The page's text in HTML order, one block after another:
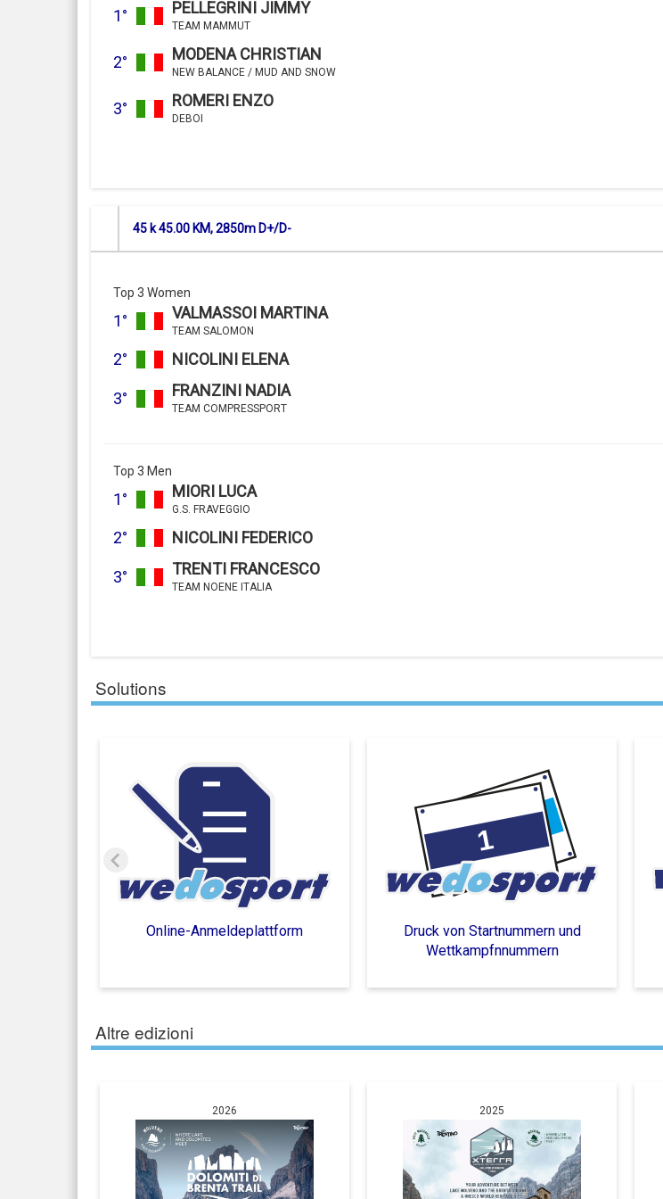
1° PELLEGRINI JIMMY
TEAM MAMMUT
2° MODENA CHRISTIAN
NEW BALANCE / MUD AND SNOW
3° ROMERI ENZO
DEBOI
45 k 45.00 KM, 2850m D+/D-
Top 3 Women
1° VALMASSOI MARTINA
TEAM SALOMON
2° NICOLINI ELENA
3° FRANZINI NADIA
TEAM COMPRESSPORT
Top 3 Men
1° MIORI LUCA
G.S. FRAVEGGIO
2° NICOLINI FEDERICO
3° TRENTI FRANCESCO
TEAM NOENE ITALIA
Solutions
Online-Anmeldeplattform
Druck von Startnummern und
Wettkampfnnummern
Altre edizioni
2026 2025